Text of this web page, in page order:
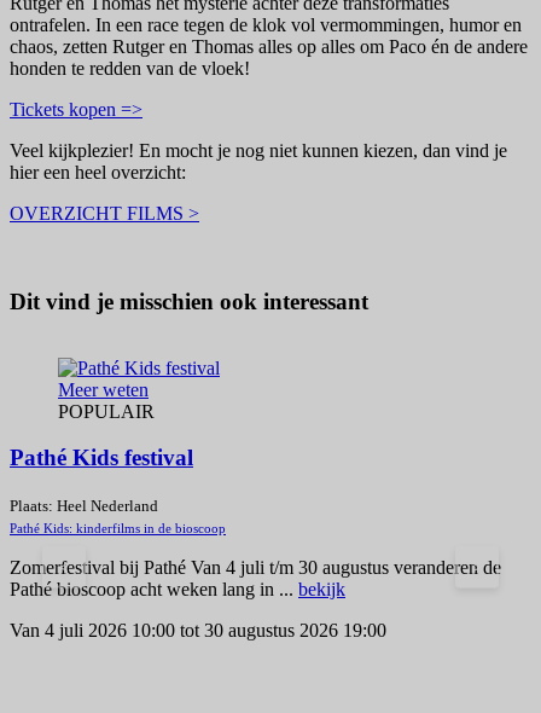
ontrafelen. In een race tegen de klok vol vermommingen, humor en
chaos, zetten Rutger en Thomas alles op alles om Paco én de andere
honden te redden van de vloek!
Tickets kopen =>
Veel kijkplezier! En mocht je nog niet kunnen kiezen, dan vind je
hier een heel overzicht:
OVERZICHT FILMS >
Dit vind je misschien ook interessant
Meer weten
POPULAIR
Pathé Kids festival
Plaats: Heel Nederland
Pathé Kids: kinderfilms in de bioscoop
Zomerfestival bij Pathé Van 4 juli t/m 30 augustus veranderen de
Pathé bioscoop acht weken lang in ... bekijk
Van 4 juli 2026 10:00 tot 30 augustus 2026 19:00
< >